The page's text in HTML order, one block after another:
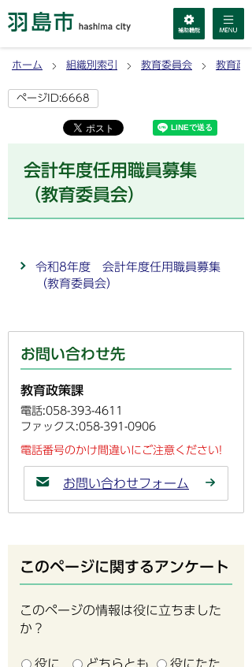
ホーム 組織別索引 教育委員会 教育政
ページID:6668
会計年度任用職員募集
（教育委員会）
令和8年度 会計年度任用職員募集
（教育委員会）
お問い合わせ先
教育政策課
電話:058-393-4611
ファックス:058-391-0906
電話番号のかけ間違いにご注意ください!
お問い合わせフォーム
このページに関するアンケート
このページの情報は役に立ちました
か？
役に
どちらとも
役にたた